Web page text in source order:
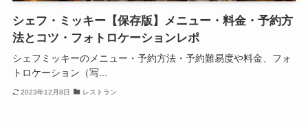
シェフ・ミッキー【保存版】メニュー・料金・予約方
法とコツ・フォトロケーションレポ
シェフミッキーのメニュー・予約方法・予約難易度や料金、フォ
トロケーション（写...
2023年12月8日 レストラン